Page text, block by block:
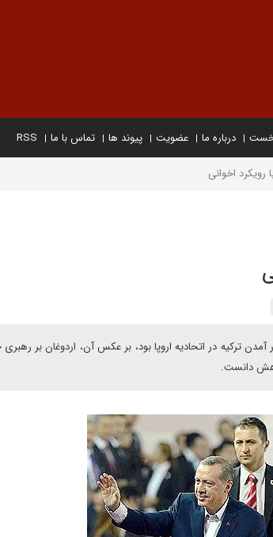
درباره ما عضویت پیوند ها تماس با ما RSS
رویکرد اخوانی
ترکیه در اتحادیه اروپا بود، بر عکس آن، اردوغان بر
دانست.